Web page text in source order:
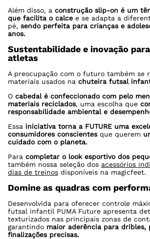
Além disso, a construção slip-on é um
que facilita o calce e se adapta a
pé, sendo perfeita para crianças e
anos.
Sustentabilidade e inovação
atletas
A preocupação com o futuro também se
materiais usados na chuteira futsal
O cabedal é confeccionado com pelo
materiais reciclados, uma escolha que
responsabilidade ambiental e
Essa iniciativa torna a FUTURE uma
consumidores conscientesque querem
cuidado com o planeta.
Para completar o look esportivo dos
também nossa seleção dos acessórios
dias de treinos disponíveis na magicfeet.
Domine as quadras com
Desenvolvida para oferecer controle
futsal infantil PUMA Future apresenta
texturizados nas principais zonas de
garantindo maior aderência para dribles,
finalizações precisas.